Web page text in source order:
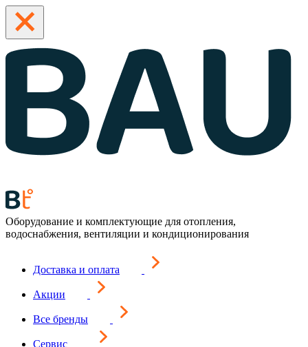
Оборудование и комплектующие для отопления,
водоснабжения, вентиляции и кондиционирования
Доставка и оплата
Акции
Все бренды
Сервис